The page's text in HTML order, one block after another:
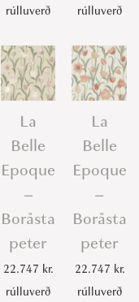
rúlluverð rúlluverð
La
Belle
Epoque
–
Boråsta
peter
22.747 kr.
rúlluverð
La
Belle
Epoque
–
Boråsta
peter
22.747 kr.
rúlluverð